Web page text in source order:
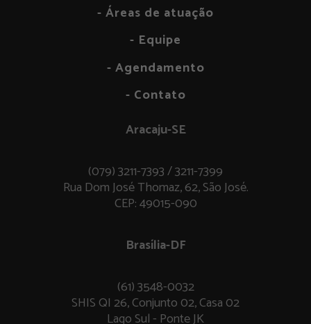
- Áreas de atuação
- Equipe
- Agendamento
- Contato
Aracaju-SE
(079) 3211-7393 / 3211-7399
Rua Dom José Thomaz, 62, São José.
CEP: 49015-090
Brasília-DF
(61) 3548-0032
SHIS QI 26, Conjunto 02, Casa 02
Lago Sul - Ponte JK